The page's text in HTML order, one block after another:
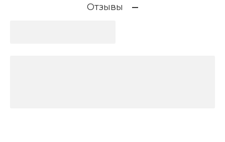
Отзывы